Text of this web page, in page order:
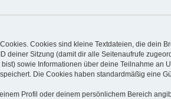
Cookies sind kleine Textdateien, die dein
deiner Sitzung (damit dir alle Seitenaufrufe
sowie Informationen über deine Teilnahme an
Die Cookies haben standardmäßig eine
Profil oder deinem persönlichem Bereich